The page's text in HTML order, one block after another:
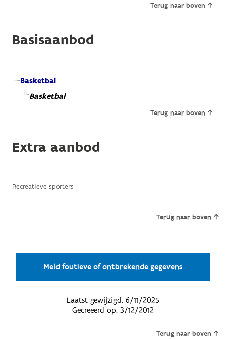
Terug naar boven
Basisaanbod
Basketbal
Basketbal
Terug naar boven
Extra aanbod
Recreatieve sporters
Terug naar boven
Meld foutieve of ontbrekende gegevens
Laatst gewijzigd: 6/11/2025
Gecreëerd op: 3/12/2012
Terug naar boven